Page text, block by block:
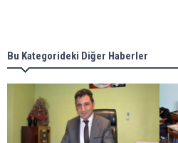
Bu Kategorideki Diğer Haberler